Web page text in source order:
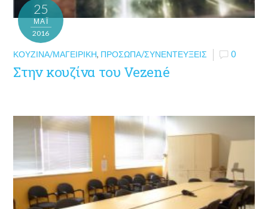
25
ΜΑΪ́
2016
ΚΟΥΖΊΝΑ/ΜΑΓΕΙΡΙΚΉ, ΠΡΌΣΩΠΑ/ΣΥΝΕΝΤΕΎΞΕΙΣ 0
Στην κουζίνα του Vezené